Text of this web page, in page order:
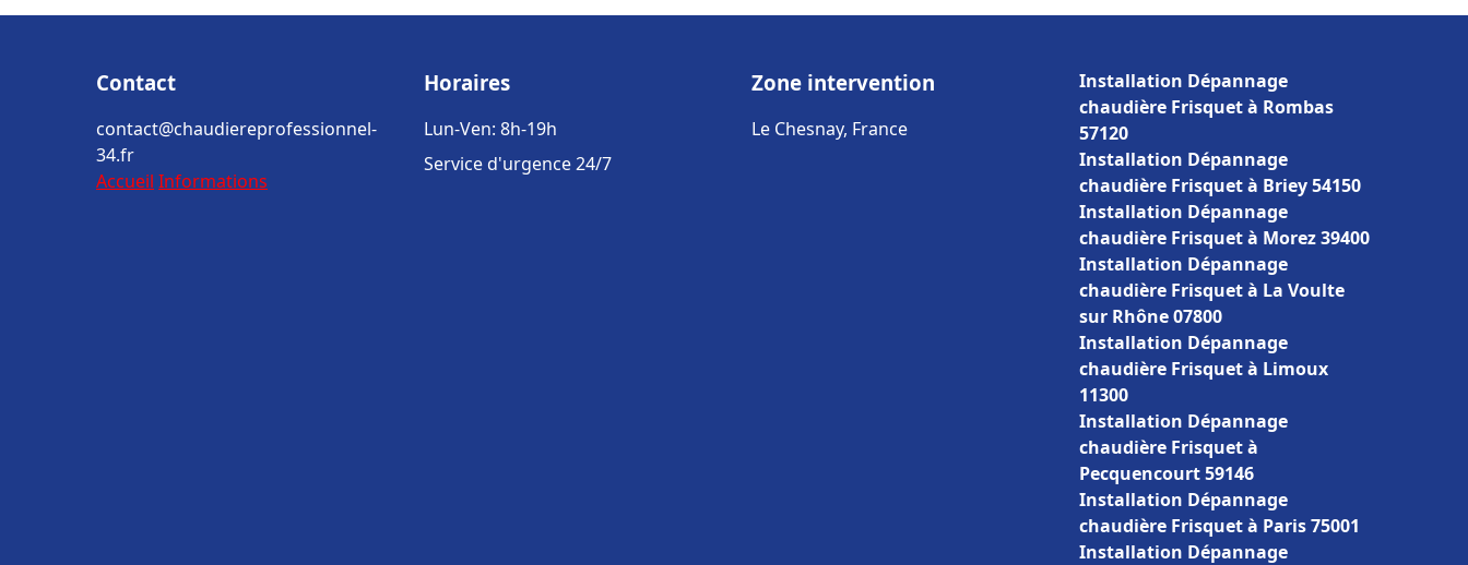
Contact
contact@chaudiereprofessionnel-
34.fr
Accueil Informations
Horaires
Lun-Ven: 8h-19h
Service d'urgence 24/7
Zone intervention
Le Chesnay, France
Installation Dépannage
chaudière Frisquet à Rombas
57120
Installation Dépannage
chaudière Frisquet à Briey 54150
Installation Dépannage
chaudière Frisquet à Morez 39400
Installation Dépannage
chaudière Frisquet à La Voulte
sur Rhône 07800
Installation Dépannage
chaudière Frisquet à Limoux
11300
Installation Dépannage
chaudière Frisquet à
Pecquencourt 59146
Installation Dépannage
chaudière Frisquet à Paris 75001
Installation Dépannage